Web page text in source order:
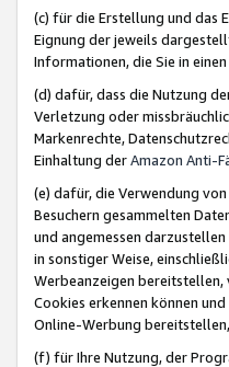
(c) für die Erstellung und das
Eignung der jeweils
Informationen, die Sie in
(d) dafür, dass die Nutzung
Verletzung oder
Markenrechte,
Einhaltung derAmazon Anti-
(e) dafür, die Verwendung
Besuchern gesammelten
und angemessen
in sonstiger Weise,
Werbeanzeigen bereitstellen,
Cookies erkennen können
Online-Werbung
(f) für Ihre Nutzung, der